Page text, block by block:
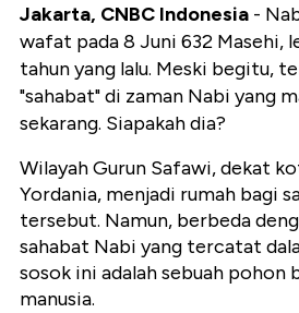
Jakarta, CNBC Indonesia -
wafat pada 8 Juni 632 Masehi,
tahun yang lalu. Meski begitu,
"sahabat" di zaman Nabi yang
sekarang. Siapakah dia?
Wilayah Gurun Safawi, dekat
Yordania, menjadi rumah bagi
tersebut. Namun, berbeda
sahabat Nabi yang tercatat
sosok ini adalah sebuah pohon
manusia.